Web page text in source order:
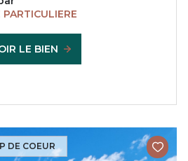
PARTICULIERE
LE BIEN
DE COEUR